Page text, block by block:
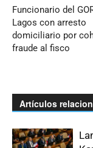
Funcionario del
Lagos con arresto
domiciliario por
fraude al fisco
Artículos